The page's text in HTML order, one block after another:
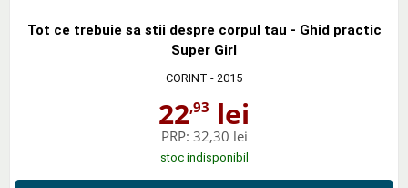
Tot ce trebuie sa stii despre corpul tau - Ghid practic
Super Girl
CORINT - 2015
22,93 lei
PRP: 32,30 lei
stoc indisponibil